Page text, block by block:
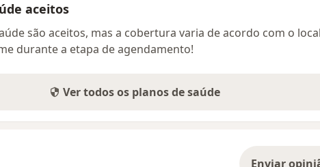
aceitos
são aceitos, mas a cobertura varia de acordo com o
durante a etapa de agendamento!
Ver todos os planos de saúde
Enviar